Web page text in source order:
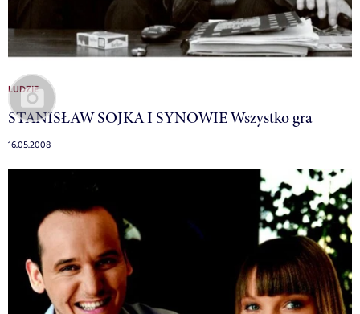
LUDZIE
STANISŁAW SOJKA I SYNOWIE Wszystko gra
16.05.2008